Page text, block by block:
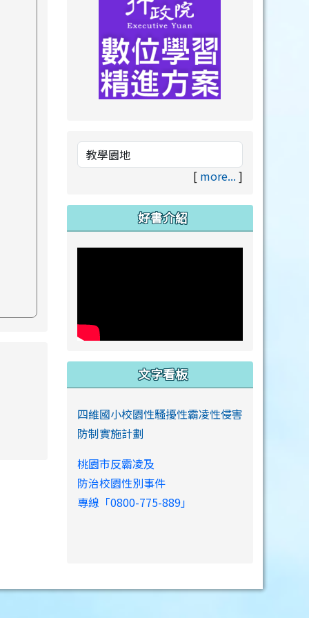
www.swps.tyc.edu.tw/XOOPS \
link to https://www.swps.tyc.edu.tw/XOOPS \
[ more... ]
好書介紹
文字看板
四維國小校園性騷擾性霸凌性侵害
防制實施計劃
桃園市反霸凌及
防治校園性別事件
專線「0800-775-889」